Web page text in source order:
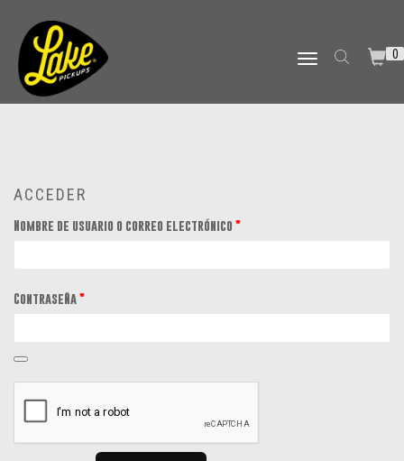
TOGGLE NAVIGATION 0
ACCEDER
Nombre de usuario o correo electrónico *
Contraseña*